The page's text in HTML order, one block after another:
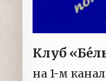
Клуб
на 1-м